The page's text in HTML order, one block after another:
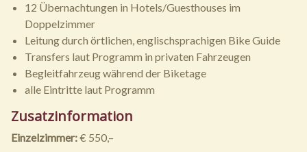
12 Übernachtungen in Hotels/Guesthouses im
Doppelzimmer
Leitung durch örtlichen, englischsprachigen Bike Guide
Transfers laut Programm in privaten Fahrzeugen
Begleitfahrzeug während der Biketage
alle Eintritte laut Programm
Zusatzinformation
Einzelzimmer:€ 550,–